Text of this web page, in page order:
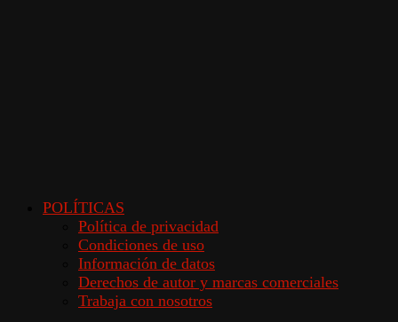
POLÍTICAS
Política de privacidad
Condiciones de uso
Información de datos
Derechos de autor y marcas comerciales
Trabaja con nosotros